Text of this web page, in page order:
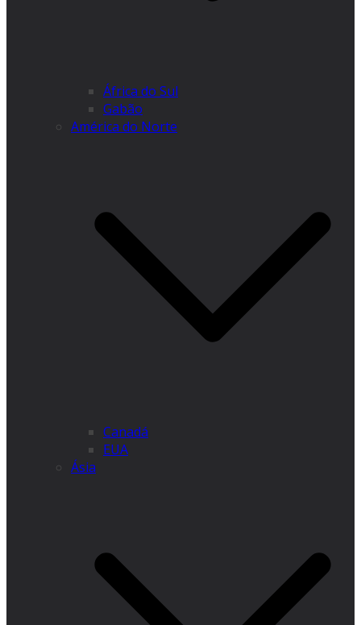
África do Sul
Gabão
América do Norte
Canadá
EUA
Ásia